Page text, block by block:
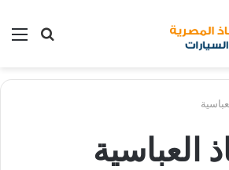
بحث
العباسية